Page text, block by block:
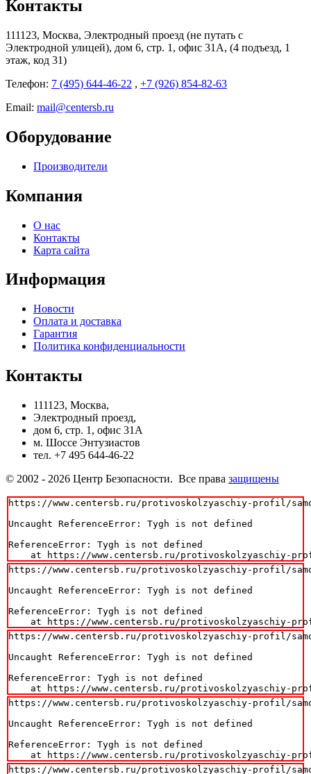
Контакты
111123, Москва, Электродный проезд (не путать с
Электродной улицей), дом 6, стр. 1, офис 31А, (4 подъезд, 1
этаж, код 31)
Телефон: 7 (495) 644-46-22 , +7 (926) 854-82-63
Email: mail@centersb.ru
Оборудование
Производители
Компания
О нас
Контакты
Карта сайта
Информация
Новости
Оплата и доставка
Гарантия
Политика конфиденциальности
Контакты
111123, Москва,
Электродный проезд,
дом 6, стр. 1, офис 31А
м. Шоссе Энтузиастов
тел. +7 495 644-46-22
© 2002 - 2026 Центр Безопасности. Все права защищены
https://www.centersb.ru/protivoskolzyaschiy-profil/
Uncaught ReferenceError: Tygh is not defined
ReferenceError: Tygh is not defined
at https://www.centersb.ru/protivoskolzyaschiy-
https://www.centersb.ru/protivoskolzyaschiy-profil/
Uncaught ReferenceError: Tygh is not defined
ReferenceError: Tygh is not defined
at https://www.centersb.ru/protivoskolzyaschiy-
https://www.centersb.ru/protivoskolzyaschiy-profil/
Uncaught ReferenceError: Tygh is not defined
ReferenceError: Tygh is not defined
at https://www.centersb.ru/protivoskolzyaschiy-
https://www.centersb.ru/protivoskolzyaschiy-profil/
Uncaught ReferenceError: Tygh is not defined
ReferenceError: Tygh is not defined
at https://www.centersb.ru/protivoskolzyaschiy-
https://www.centersb.ru/protivoskolzyaschiy-profil/